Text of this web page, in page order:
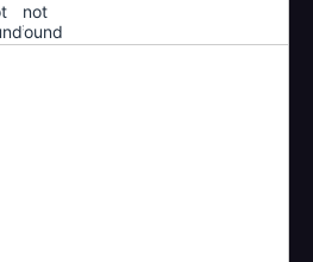
!not
found!